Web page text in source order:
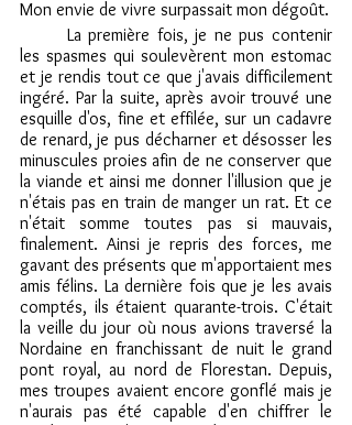
les spasmes qui soulevèrent mon estomac
et je rendis tout ce que j'avais difficilement
ingéré. Par la suite, après avoir trouvé une
esquille d'os, fine et effilée, sur un cadavre
de renard, je pus décharner et désosser les
minuscules proies afin de ne conserver que
la viande et ainsi me donner l'illusion que je
n'étais pas en train de manger un rat. Et ce
n'était somme toutes pas si mauvais,
finalement. Ainsi je repris des forces, me
gavant des présents que m'apportaient mes
amis félins. La dernière fois que je les avais
comptés, ils étaient quarante-trois. C'était
la veille du jour où nous avions traversé la
Nordaine en franchissant de nuit le grand
pont royal, au nord de Florestan. Depuis,
mes troupes avaient encore gonflé mais je
n'aurais pas été capable d'en chiffrer le